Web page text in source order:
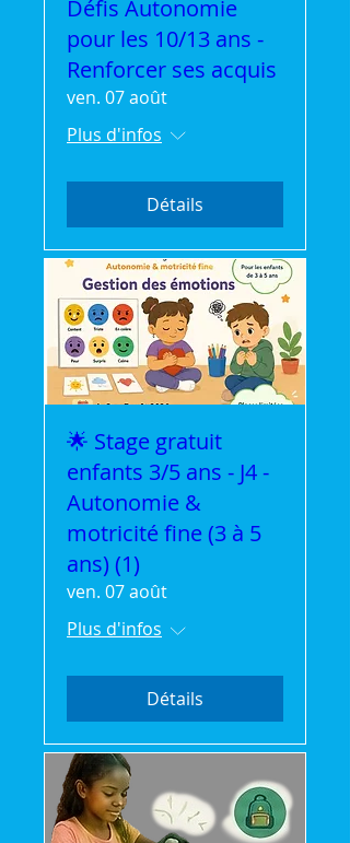
Défis Autonomie
pour les 10/13 ans -
Renforcer ses acquis
ven. 07 août
Plus d'infos
Détails
🌟 Stage gratuit
enfants 3/5 ans - J4 -
Autonomie &
motricité fine (3 à 5
ans) (1)
ven. 07 août
Plus d'infos
Détails